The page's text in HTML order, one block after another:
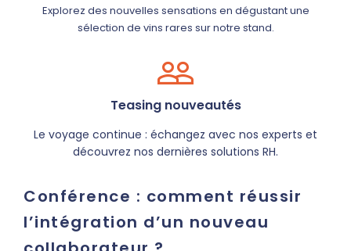
Explorez des nouvelles sensations en dégustant une
sélection de vins rares sur notre stand.
Teasing nouveautés
Le voyage continue : échangez avec nos experts et
découvrez nos dernières solutions RH.
Conférence : comment réussir
l’intégration d’un nouveau